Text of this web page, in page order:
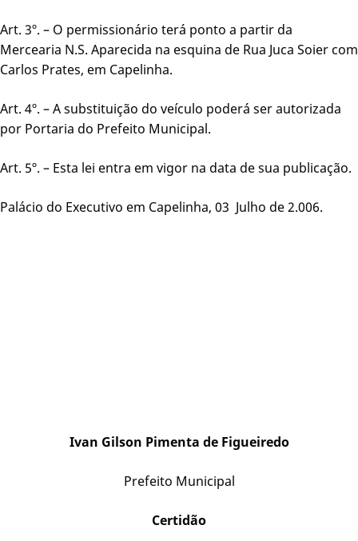
Art. 3º. – O permissionário terá ponto a partir da
Mercearia N.S. Aparecida na esquina de Rua Juca Soier com
Carlos Prates, em Capelinha.
Art. 4º. – A substituição do veículo poderá ser autorizada
por Portaria do Prefeito Municipal.
Art. 5º. – Esta lei entra em vigor na data de sua publicação.
Palácio do Executivo em Capelinha, 03 Julho de 2.006.
Ivan Gilson Pimenta de Figueiredo
Prefeito Municipal
Certidão